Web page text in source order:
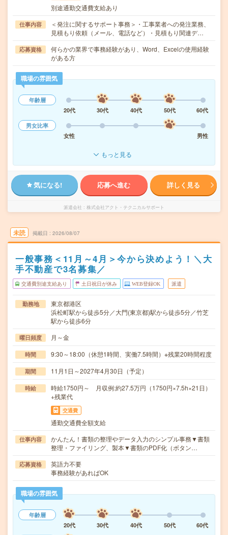
別途通勤交通費支給あり
仕事内容
＜発注に関するサポート事務＞・工事業者への発注業務、
見積もり依頼（メール、電話など）・見積もり関連デ…
応募資格
何らかの業界で事務経験があり、Word、Excelの使用経験
がある方
職場の雰囲気
年齢層
20代
30代 40代 50代
60代
男女比率
女性
男性
もっと見る
気になる! 応募へ進む 詳しく見る
派遣会社 株式会社アクト・テクニカルサポート
未読 掲載日 2026/08/07
一般事務＜11月～4月＞今から決めよう！＼大
手不動産で3名募集／
交通費別途支給あり 土日祝日が休み WEB登録OK 派遣
勤務地
東京都港区
浜松町駅から徒歩5分／大門(東京都)駅から徒歩5分／竹芝
駅から徒歩6分
曜日頻度 月～金
時間 9:30～18:00（休憩1時間、実働7.5時間）※残業20時間程度
期間 11月1日～2027年4月30日（予定）
時給
時給1750円～ 月収例:約27.5万円（1750円×7.5h×21日）
+残業代
交通費
通勤交通費全額支給
仕事内容
かんたん！書類の整理やデータ入力のシンプル事務▼書類
整理・ファイリング、製本▼書類のPDF化（ボタン…
応募資格
英語力不要
事務経験があればOK
職場の雰囲気
年齢層
20代
30代 40代 50代
60代